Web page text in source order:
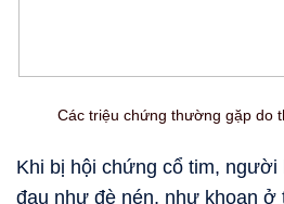
Các triệu chứng thường gặp do
Khi bị hội chứng cổ tim, người
đau như đè nén, như khoan ở